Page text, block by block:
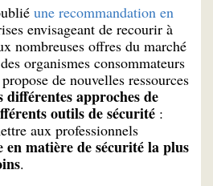
une recommandation en
envisageant de recourir à
nombreuses offres du marché
organismes consommateurs
de nouvelles ressources
différentes approches de
outils de sécurité :
aux professionnels
en matière de sécurité la plus
.